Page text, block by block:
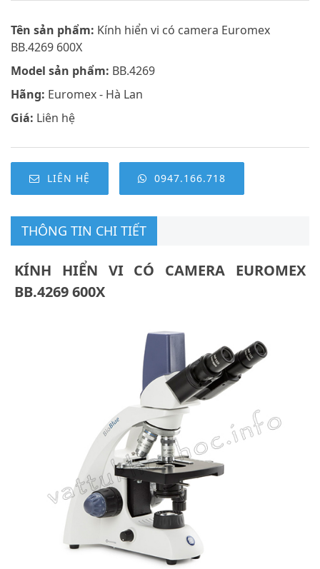
Tên sản phẩm: Kính hiển vi có camera Euromex
BB.4269 600X
Model sản phẩm: BB.4269
Hãng: Euromex - Hà Lan
Giá: Liên hệ
LIÊN HỆ 0947.166.718
THÔNG TIN CHI TIẾT
KÍNH HIỂN VI CÓ CAMERA EUROMEX
BB.4269 600X